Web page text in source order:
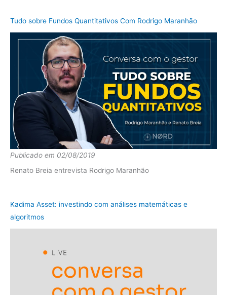
Tudo sobre Fundos Quantitativos Com Rodrigo Maranhão
Publicado em 02/08/2019
Renato Breia entrevista Rodrigo Maranhão
Kadima Asset: investindo com análises matemáticas e
algoritmos